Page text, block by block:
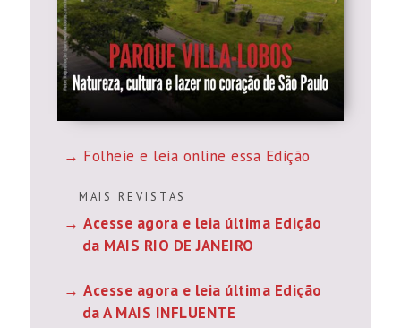
Folheie e leia online essa Edição
M A I S R E V I S T A S
Acesse agora e leia última Edição
da MAIS RIO DE JANEIRO
Acesse agora e leia última Edição
da A MAIS INFLUENTE